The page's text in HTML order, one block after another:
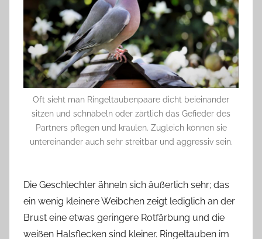
Oft sieht man Ringeltaubenpaare dicht beieinander
sitzen und schnäbeln oder zärtlich das Gefieder des
Partners pflegen und kraulen. Zugleich können sie
untereinander auch sehr streitbar und aggressiv sein.
Die Geschlechter ähneln sich äußerlich sehr; das
ein wenig kleinere Weibchen zeigt lediglich an der
Brust eine etwas geringere Rotfärbung und die
weißen Halsflecken sind kleiner. Ringeltauben im